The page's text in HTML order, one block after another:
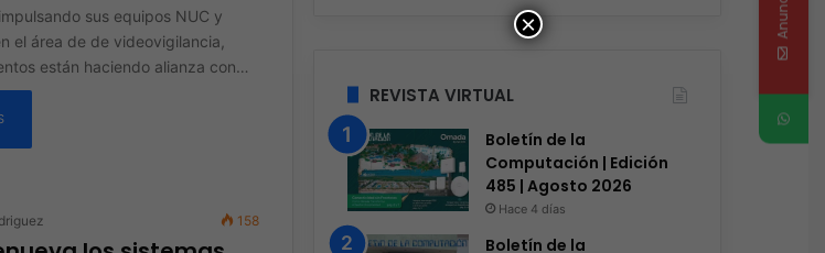
sus equipos NUC y
el área de de videovigilancia,
están haciendo alianza con…
158
REVISTA VIRTUAL
Boletín de la
Computación | Edición
485 | Agosto 2026
Hace 4 días
Boletín de la
×